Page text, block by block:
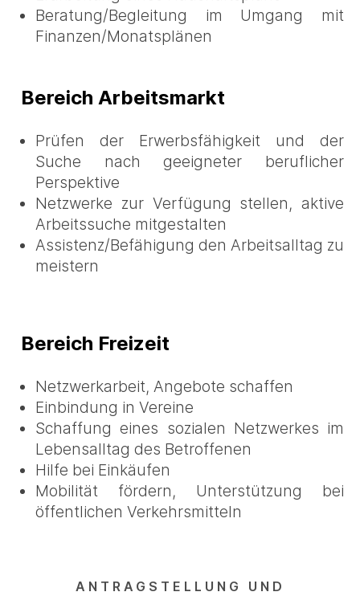
Beratung/Begleitung im Umgang mit
Finanzen/Monatsplänen
Bereich Arbeitsmarkt
Prüfen der Erwerbsfähigkeit und der
Suche nach geeigneter beruflicher
Perspektive
Netzwerke zur Verfügung stellen, aktive
Arbeitssuche mitgestalten
Assistenz/Befähigung den Arbeitsalltag zu
meistern
Bereich Freizeit
Netzwerkarbeit, Angebote schaffen
Einbindung in Vereine
Schaffung eines sozialen Netzwerkes im
Lebensalltag des Betroffenen
Hilfe bei Einkäufen
Mobilität fördern, Unterstützung bei
öffentlichen Verkehrsmitteln
ANTRAGSTELLUNG UND